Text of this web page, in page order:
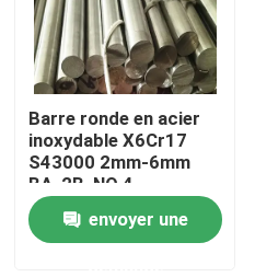
Tuyau rond de solides
Tuyau de solides solubles
Tube d'acier inoxydable
Barre ronde en acier
inoxydable X6Cr17
S43000 2mm-6mm
BA, 2B, NO.4,
Résistance à la
corrosion, surface
miroir
envoyer une